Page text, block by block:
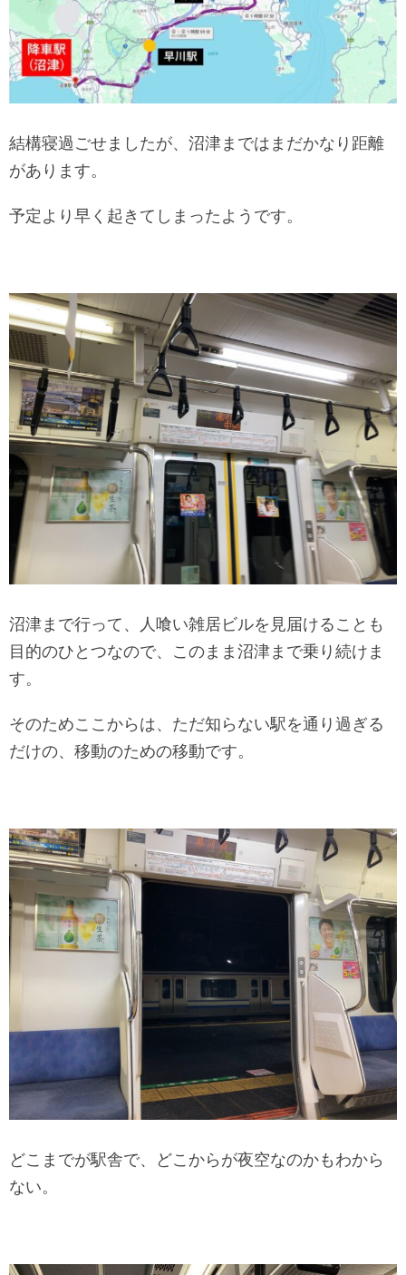
結構寝過ごせましたが、沼津まではまだかなり距離
があります。
予定より早く起きてしまったようです。
沼津まで行って、人喰い雑居ビルを見届けることも
目的のひとつなので、このまま沼津まで乗り続けま
す。
そのためここからは、ただ知らない駅を通り過ぎる
だけの、移動のための移動です。
どこまでが駅舎で、どこからが夜空なのかもわから
ない。